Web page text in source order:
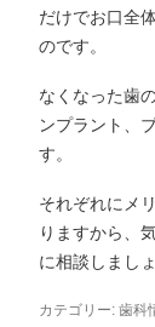
だけでお口全
のです。
なくなった歯
ンプラント、
す。
それぞれにメ
りますから、
に相談しましょ
カテゴリー:歯科